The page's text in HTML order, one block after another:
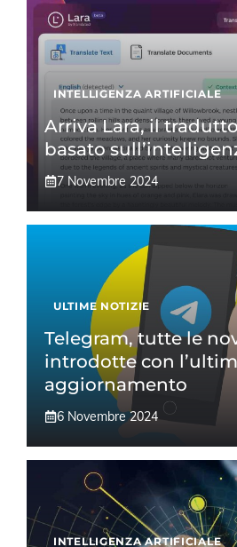
INTELLIGENZA ARTIFICIALE
Arriva Lara, il
basato
7 Novembre 2024
ULTIME NOTIZIE
Telegram, tutte le
introdotte con
aggiornamento
6 Novembre 2024
INTELLIGENZA ARTIFICIALE